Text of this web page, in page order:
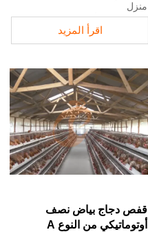
منزل
2. جمع بيض أنظف يقلل الكسر
3. تحسين النظافة يساعد في
4. يمكن لـ 1-2 فنيين التعامل مع
15,000-30,000 طائر
5. رقم الاستقبال/واتساب:
+8618830120193
اقرأ المزيد
قفص دجاج بياض نصف
أوتوماتيكي من النوع A